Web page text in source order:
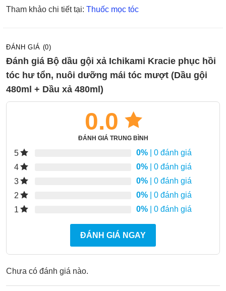
Tham khảo chi tiết tại: Thuốc mọc tóc
ĐÁNH GIÁ (0)
Đánh giá Bộ dầu gội xả Ichikami Kracie phục hồi
tóc hư tổn, nuôi dưỡng mái tóc mượt (Dầu gội
480ml + Dầu xả 480ml)
0.0
ĐÁNH GIÁ TRUNG BÌNH
5 0% | 0 đánh giá
4
0% | 0 đánh giá
3
0% | 0 đánh giá
2
0% | 0 đánh giá
1
0% | 0 đánh giá
ĐÁNH GIÁ NGAY
Chưa có đánh giá nào.